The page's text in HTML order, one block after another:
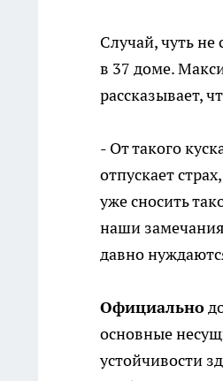
Случай, чуть
в 37 доме.
рассказывает,
- От такого
отпускает
уже сносить
наши
давно
Официально
основные
устойчивости